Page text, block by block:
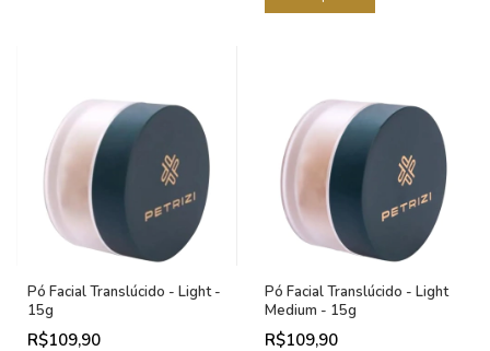
Pó Facial Translúcido - Light -
15g
R$109,90
Pó Facial Translúcido - Light
Medium - 15g
R$109,90